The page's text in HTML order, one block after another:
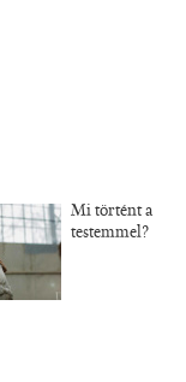
Mi történt a
testemmel?